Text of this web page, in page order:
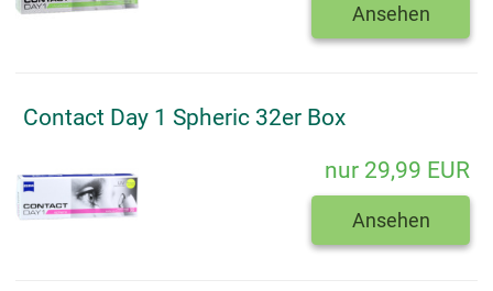
Ansehen
Contact Day 1 Spheric 32er Box
nur 29,99 EUR
Ansehen